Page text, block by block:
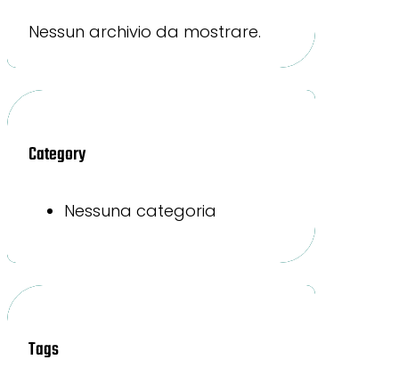
Nessun archivio da mostrare.
Category
Nessuna categoria
Tags